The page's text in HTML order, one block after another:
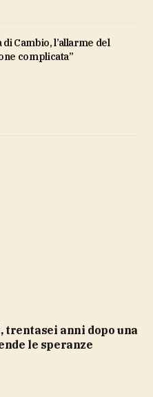
complicata”
le speranze